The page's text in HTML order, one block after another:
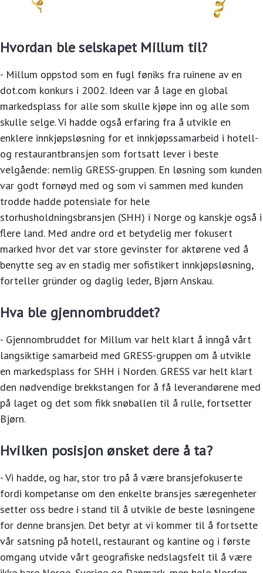
Hvordan ble selskapet Millum til?
- Millum oppstod som en fugl føniks fra ruinene av en
dot.com konkurs i 2002. Ideen var å lage en global
markedsplass for alle som skulle kjøpe inn og alle som
skulle selge. Vi hadde også erfaring fra å utvikle en
enklere innkjøpsløsning for et innkjøpssamarbeid i hotell-
og restaurantbransjen som fortsatt lever i beste
velgående: nemlig GRESS-gruppen. En løsning som kunden
var godt fornøyd med og som vi sammen med kunden
trodde hadde potensiale for hele
storhusholdningsbransjen (SHH) i Norge og kanskje også i
flere land. Med andre ord et betydelig mer fokusert
marked hvor det var store gevinster for aktørene ved å
benytte seg av en stadig mer sofistikert innkjøpsløsning,
forteller gründer og daglig leder, Bjørn Anskau.
Hva ble gjennombruddet?
- Gjennombruddet for Millum var helt klart å inngå vårt
langsiktige samarbeid med GRESS-gruppen om å utvikle
en markedsplass for SHH i Norden. GRESS var helt klart
den nødvendige brekkstangen for å få leverandørene med
på laget og det som fikk snøballen til å rulle, fortsetter
Bjørn.
Hvilken posisjon ønsket dere å ta?
- Vi hadde, og har, stor tro på å være bransjefokuserte
fordi kompetanse om den enkelte bransjes særegenheter
setter oss bedre i stand til å utvikle de beste løsningene
for denne bransjen. Det betyr at vi kommer til å fortsette
vår satsning på hotell, restaurant og kantine og i første
omgang utvide vårt geografiske nedslagsfelt til å være